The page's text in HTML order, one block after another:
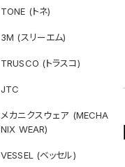
TONE (トネ)
3M (スリーエム)
TRUSCO (トラスコ)
JTC
メカニクスウェア (MECHA
NIX WEAR)
VESSEL (ベッセル)